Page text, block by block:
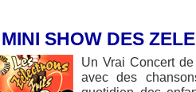
SHOW DES
Un Vrai Concert
avec des